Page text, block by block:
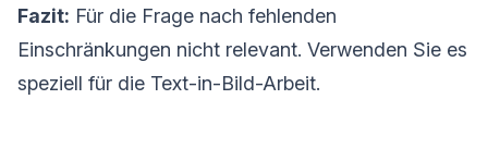
Fazit: Für die Frage nach fehlenden
Einschränkungen nicht relevant. Verwenden Sie es
speziell für die Text-in-Bild-Arbeit.